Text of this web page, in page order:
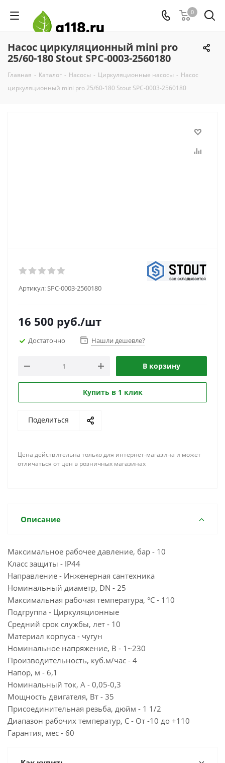
0
Насос циркуляционный mini pro
25/60-180 Stout SPC-0003-2560180
Главная - Каталог - Насосы - Циркуляционные насосы - Насос
циркуляционный mini pro 25/60-180 Stout SPC-0003-2560180
Артикул:SPC-0003-2560180
16 500 руб./шт
Достаточно Нашли дешевле?
В корзину
Купить в 1 клик
Поделиться
Цена действительна только для интернет-магазина и может
отличаться от цен в розничных магазинах
Описание
Максимальное рабочее давление, бар - 10
Класс защиты - IP44
Направление - Инженерная сантехника
Номинальный диаметр, DN - 25
Максимальная рабочая температура, °С - 110
Подгруппа - Циркуляционные
Средний срок службы, лет - 10
Материал корпуса - чугун
Номинальное напряжение, В - 1~230
Производительность, куб.м/час - 4
Напор, м - 6,1
Номинальный ток, А - 0,05-0,3
Мощность двигателя, Вт - 35
Присоединительная резьба, дюйм - 1 1/2
Диапазон рабочих температур, С - От -10 до +110
Гарантия, мес - 60